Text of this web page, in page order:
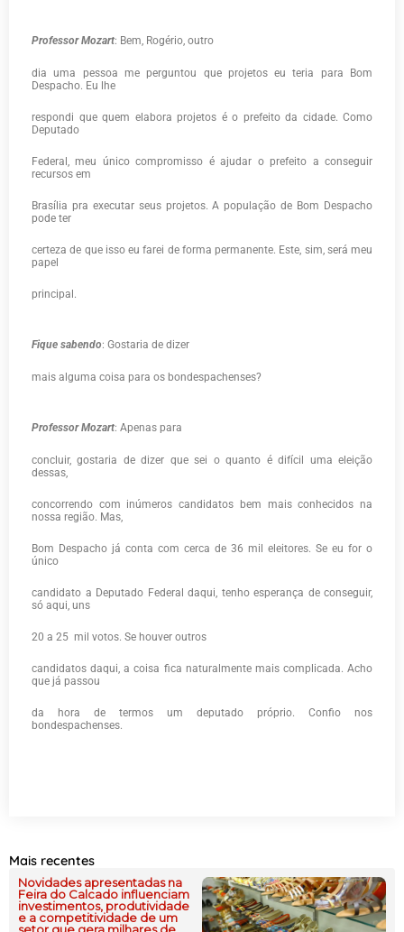
Professor Mozart: Bem, Rogério, outro
dia uma pessoa me perguntou que projetos eu teria para Bom
Despacho. Eu lhe
respondi que quem elabora projetos é o prefeito da cidade. Como
Deputado
Federal, meu único compromisso é ajudar o prefeito a conseguir
recursos em
Brasília pra executar seus projetos. A população de Bom Despacho
pode ter
certeza de que isso eu farei de forma permanente. Este, sim, será meu
papel
principal.
Fique sabendo: Gostaria de dizer
mais alguma coisa para os bondespachenses?
Professor Mozart: Apenas para
concluir, gostaria de dizer que sei o quanto é difícil uma eleição
dessas,
concorrendo com inúmeros candidatos bem mais conhecidos na
nossa região. Mas,
Bom Despacho já conta com cerca de 36 mil eleitores. Se eu for o
único
candidato a Deputado Federal daqui, tenho esperança de conseguir,
só aqui, uns
20 a 25 mil votos. Se houver outros
candidatos daqui, a coisa fica naturalmente mais complicada. Acho
que já passou
da hora de termos um deputado próprio. Confio nos
bondespachenses.
Mais recentes
Novidades apresentadas na
Feira do Calcado influenciam
investimentos, produtividade
e a competitividade de um